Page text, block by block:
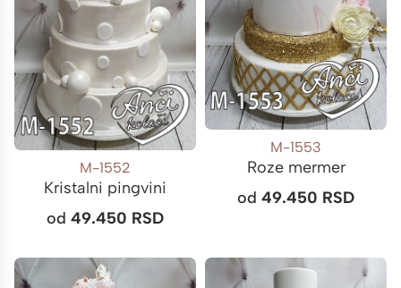
M-1552
Kristalni pingvini
od 49.450 RSD
M-1553
Roze mermer
od 49.450 RSD